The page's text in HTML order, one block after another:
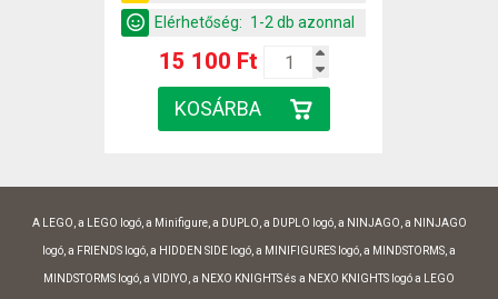
Elérhetőség: 1-2 db azonnal
15 100 Ft
A LEGO, a LEGO logó, a Minifigure, a DUPLO, a DUPLO logó, a NINJAGO, a NINJAGO
logó, a FRIENDS logó, a HIDDEN SIDE logó, a MINIFIGURES logó, a MINDSTORMS, a
MINDSTORMS logó, a VIDIYO, a NEXO KNIGHTS és a NEXO KNIGHTS logó a LEGO